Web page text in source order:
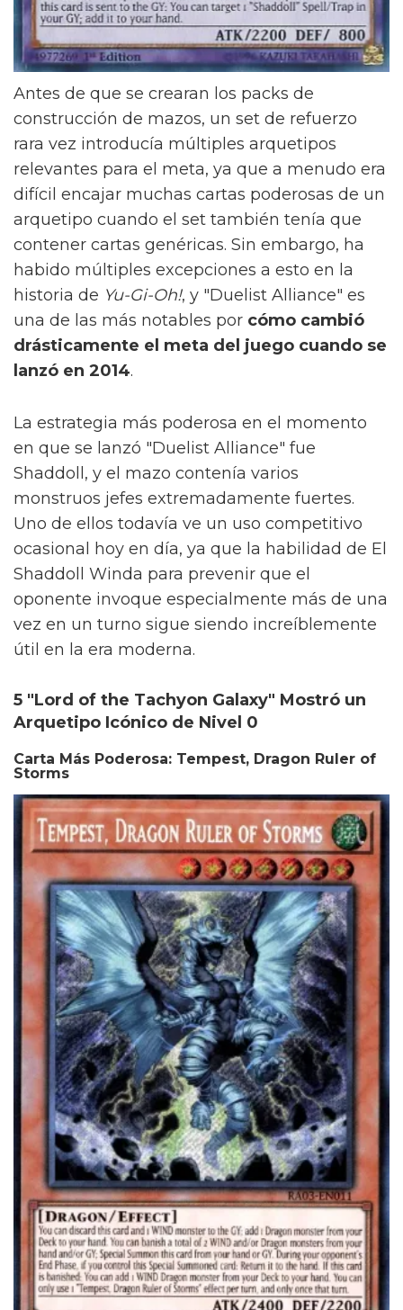
Antes de que se crearan los packs de
construcción de mazos, un set de refuerzo
rara vez introducía múltiples arquetipos
relevantes para el meta, ya que a menudo era
difícil encajar muchas cartas poderosas de un
arquetipo cuando el set también tenía que
contener cartas genéricas. Sin embargo, ha
habido múltiples excepciones a esto en la
historia de Yu-Gi-Oh!, y "Duelist Alliance" es
una de las más notables por cómo cambió
drásticamente el meta del juego cuando se
lanzó en 2014.
La estrategia más poderosa en el momento
en que se lanzó "Duelist Alliance" fue
Shaddoll, y el mazo contenía varios
monstruos jefes extremadamente fuertes.
Uno de ellos todavía ve un uso competitivo
ocasional hoy en día, ya que la habilidad de El
Shaddoll Winda para prevenir que el
oponente invoque especialmente más de una
vez en un turno sigue siendo increíblemente
útil en la era moderna.
5 "Lord of the Tachyon Galaxy" Mostró un
Arquetipo Icónico de Nivel 0
Carta Más Poderosa: Tempest, Dragon Ruler of
Storms